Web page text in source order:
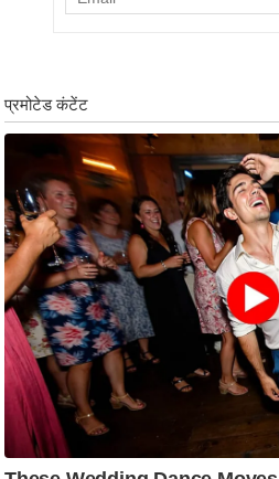
न्यू
ज
म
नो
रं
ज
न
ज
ग
त
बॉ
ली